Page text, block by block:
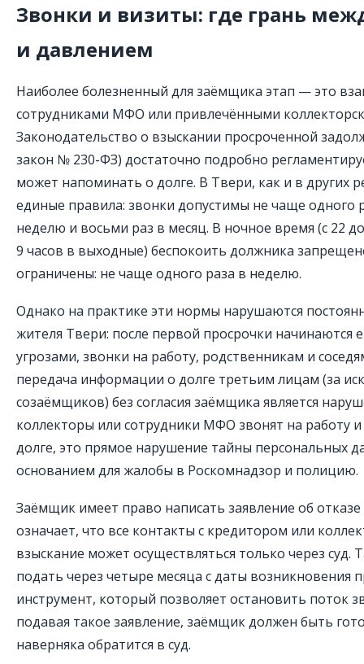
Звонки и визиты: где грань
и давлением
Наиболее болезненный для заёмщика этап — это
сотрудниками МФО или привлечёнными
Законодательство о взыскании просроченной
закон № 230-ФЗ) достаточно подробно
может напоминать о долге. В Твери, как и в других
единые правила: звонки допустимы не чаще одного
неделю и восьми раз в месяц. В ночное время (с 22
9 часов в выходные) беспокоить должника
ограничены: не чаще одного раза в неделю.
Однако на практике эти нормы нарушаются
жителя Твери: после первой просрочки начинаются
угрозами, звонки на работу, родственникам и
передача информации о долге третьим лицам (за
созаёмщиков) без согласия заёмщика является
коллекторы или сотрудники МФО звонят на работу
долге, это прямое нарушение тайны персональных
основанием для жалобы в Роскомнадзор и полицию.
Заёмщик имеет право написать заявление об
означает, что все контакты с кредитором или
взыскание может осуществляться только через суд.
подать через четыре месяца с даты возникновения
инструмент, который позволяет остановить поток
подавая такое заявление, заёмщик должен быть
наверняка обратится в суд.